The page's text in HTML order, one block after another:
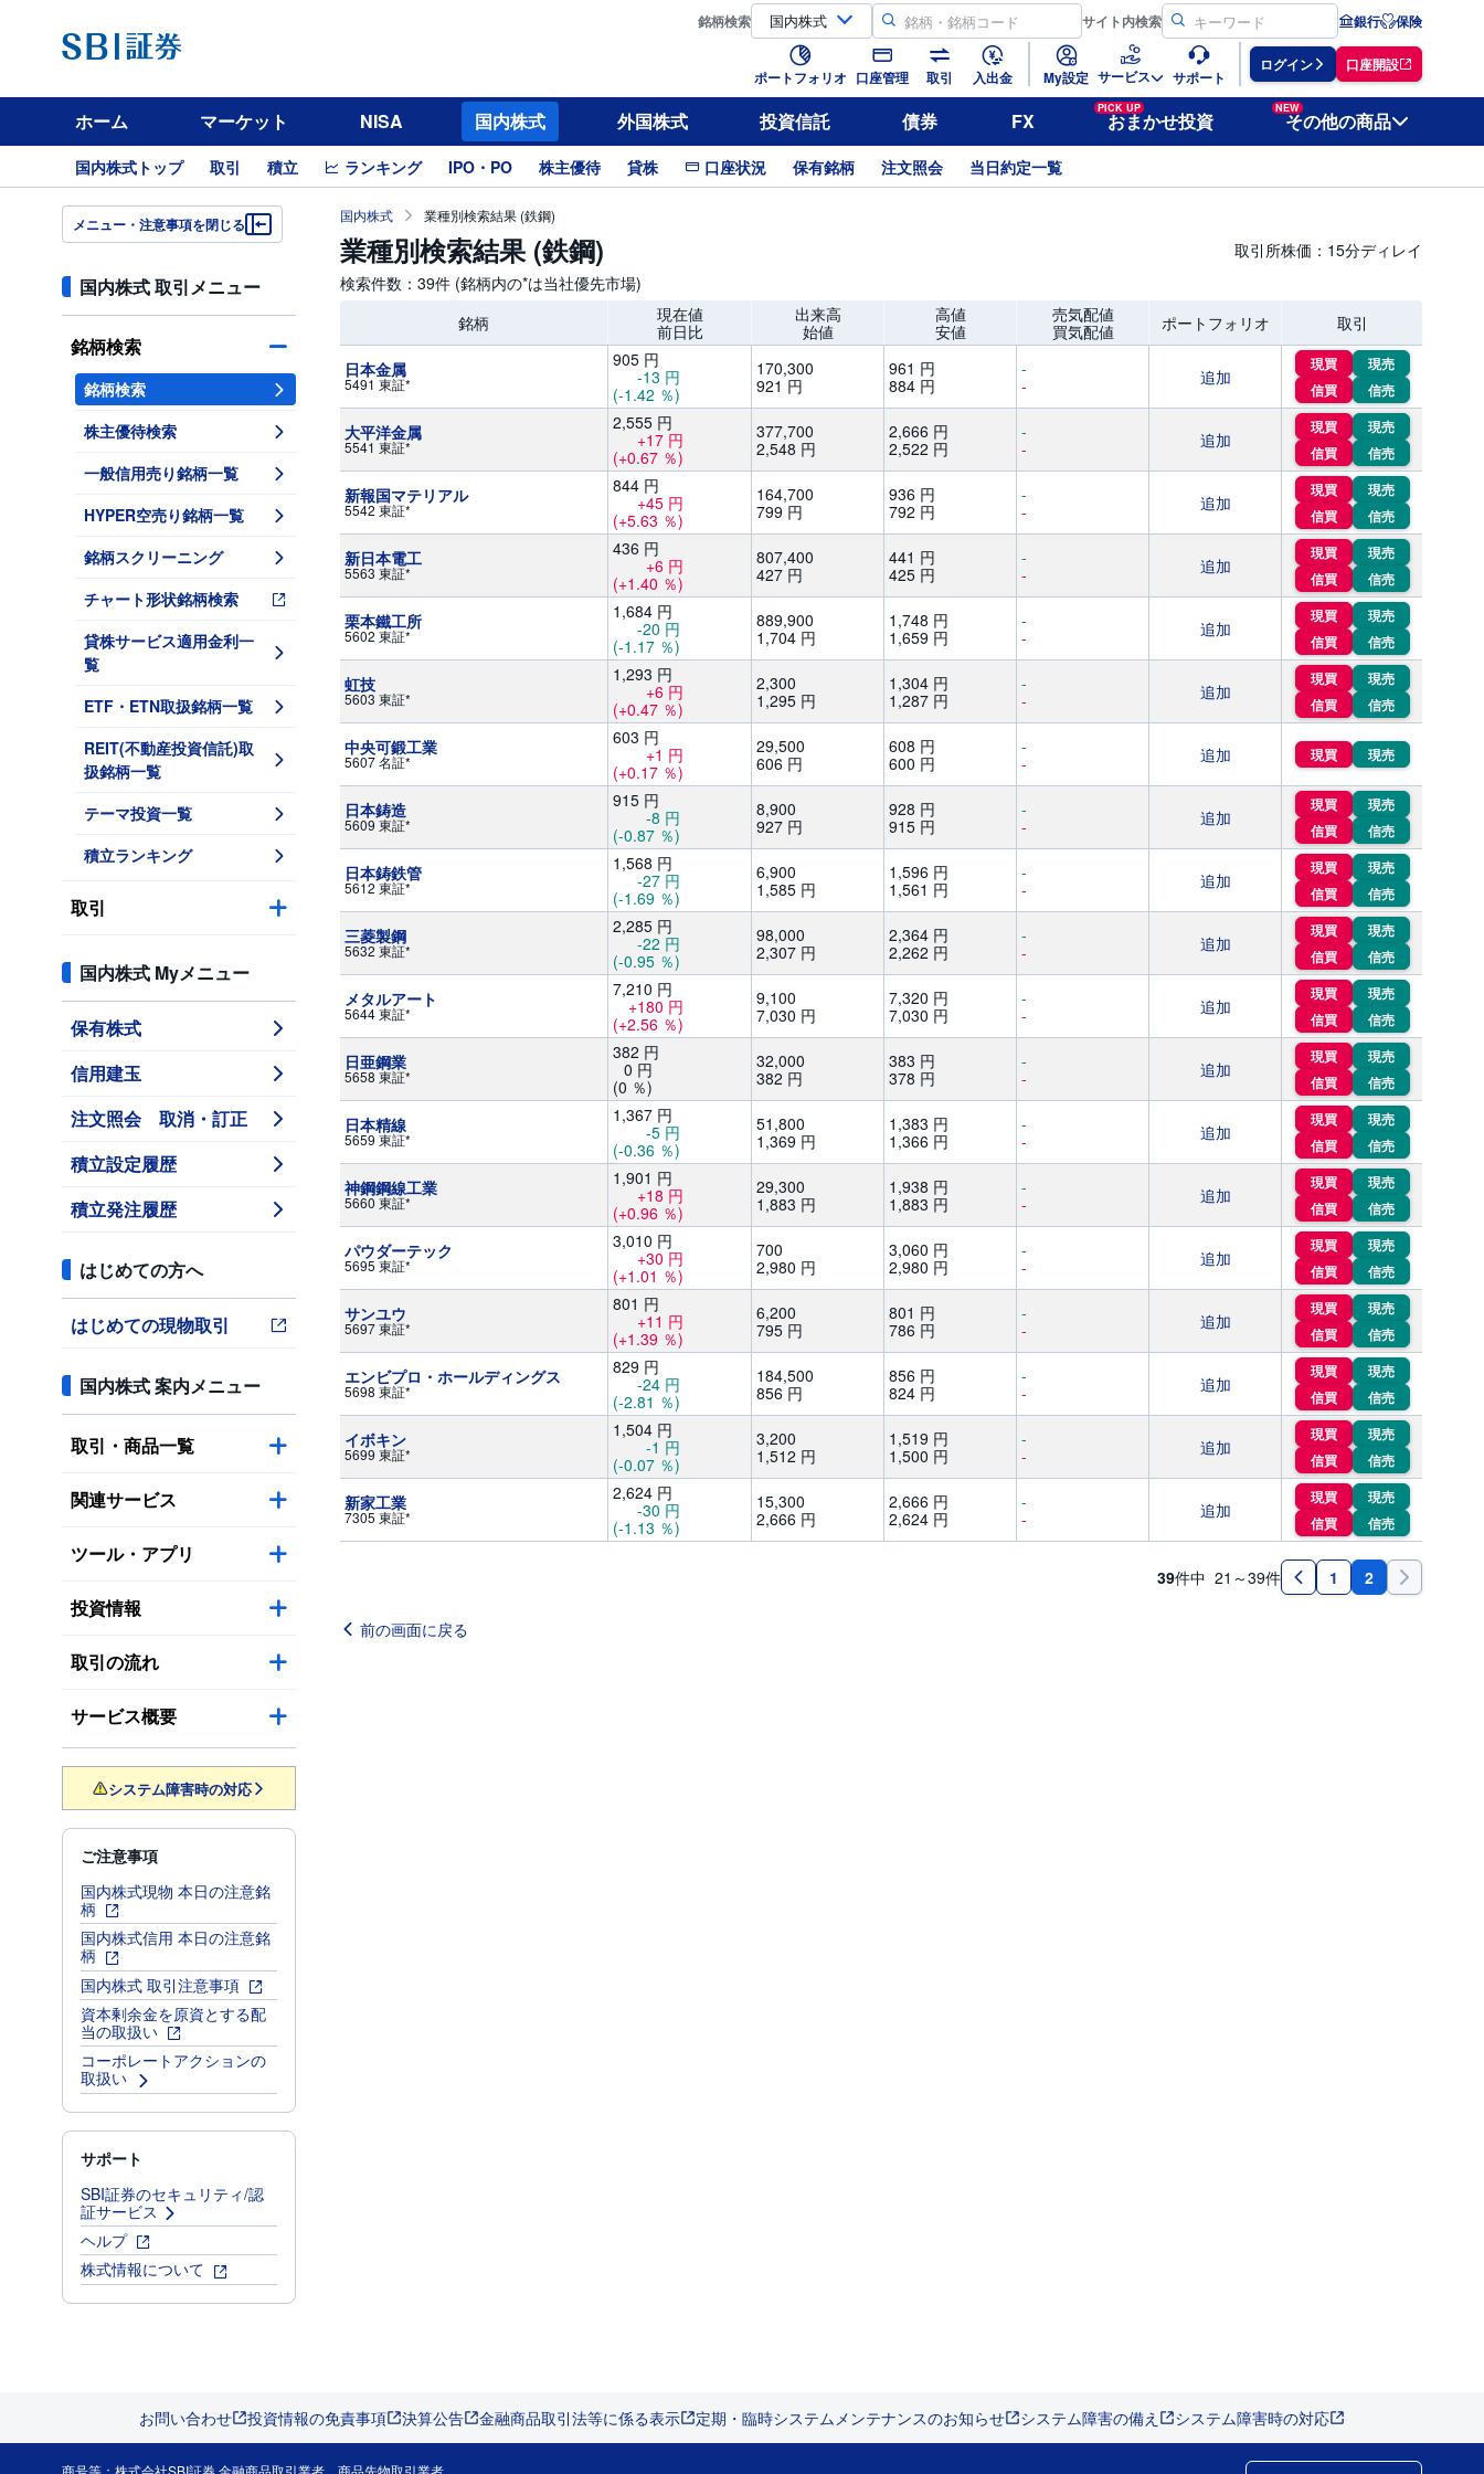
銘柄検索 サイト内検索 銀行 保険
ポートフォリオ 口座管理 取引 入出金 My設定 サービス サポート
ログイン 口座開設
ホーム マーケット NISA 国内株式 外国株式 投資信託 債券 FX
PICK UP
おまかせ投資
NEW
その他の商品
国内株式トップ 取引 積立 ランキング IPO・PO 株主優待 貸株 口座状況 保有銘柄 注文照会 当日約定一覧
メニュー・注意事項を閉じる
国内株式 取引メニュー
銘柄検索
銘柄検索
株主優待検索
一般信用売り銘柄一覧
HYPER空売り銘柄一覧
銘柄スクリーニング
チャート形状銘柄検索
貸株サービス適用金利一
覧
ETF・ETN取扱銘柄一覧
REIT(不動産投資信託)取
扱銘柄一覧
テーマ投資一覧
積立ランキング
取引
国内株式 Myメニュー
保有株式
信用建玉
注文照会 取消・訂正
積立設定履歴
積立発注履歴
はじめての方へ
はじめての現物取引
国内株式 案内メニュー
取引・商品一覧
関連サービス
ツール・アプリ
投資情報
取引の流れ
サービス概要
システム障害時の対応
ご注意事項
国内株式現物 本日の注意銘
柄
国内株式信用 本日の注意銘
柄
国内株式 取引注意事項
資本剰余金を原資とする配
当の取扱い
コーポレートアクションの
取扱い
サポート
SBI証券のセキュリティ/認
証サービス
ヘルプ
株式情報について
国内株式 業種別検索結果 (鉄鋼)
業種別検索結果 (鉄鋼)
取引所株価：15分ディレイ
検索件数：39件 (銘柄内の*は当社優先市場)
銘柄
現在値
前日比
出来高
始値
高値
安値
売気配値
買気配値
ポートフォリオ 取引
日本金属
5491 東証*
905 円
-13 円
(-1.42 ％)
170,300
921 円
961 円
884 円
-
-
追加
現買
現売
信買
信売
大平洋金属
5541 東証*
2,555 円
+17 円
(+0.67 ％)
377,700
2,548 円
2,666 円
2,522 円
-
-
追加
現買
現売
信買
信売
新報国マテリアル
5542 東証*
844 円
+45 円
(+5.63 ％)
164,700
799 円
936 円
792 円
-
-
追加
現買
現売
信買
信売
新日本電工
5563 東証*
436 円
+6 円
(+1.40 ％)
807,400
427 円
441 円
425 円
-
-
追加
現買
現売
信買
信売
栗本鐵工所
5602 東証*
1,684 円
-20 円
(-1.17 ％)
889,900
1,704 円
1,748 円
1,659 円
-
-
追加
現買
現売
信買
信売
虹技
5603 東証*
1,293 円
+6 円
(+0.47 ％)
2,300
1,295 円
1,304 円
1,287 円
-
-
追加
現買
現売
信買
信売
中央可鍛工業
5607 名証*
603 円
+1 円
(+0.17 ％)
29,500
606 円
608 円
600 円
-
-
追加 現買 現売
日本鋳造
5609 東証*
915 円
-8 円
(-0.87 ％)
8,900
927 円
928 円
915 円
-
-
追加
現買
現売
信買
信売
日本鋳鉄管
5612 東証*
1,568 円
-27 円
(-1.69 ％)
6,900
1,585 円
1,596 円
1,561 円
-
-
追加
現買
現売
信買
信売
三菱製鋼
5632 東証*
2,285 円
-22 円
(-0.95 ％)
98,000
2,307 円
2,364 円
2,262 円
-
-
追加
現買
現売
信買
信売
メタルアート
5644 東証*
7,210 円
+180 円
(+2.56 ％)
9,100
7,030 円
7,320 円
7,030 円
-
-
追加
現買
現売
信買
信売
日亜鋼業
5658 東証*
382 円
0 円
(0 ％)
32,000
382 円
383 円
378 円
-
-
追加
現買
現売
信買
信売
日本精線
5659 東証*
1,367 円
-5 円
(-0.36 ％)
51,800
1,369 円
1,383 円
1,366 円
-
-
追加
現買
現売
信買
信売
神鋼鋼線工業
5660 東証*
1,901 円
+18 円
(+0.96 ％)
29,300
1,883 円
1,938 円
1,883 円
-
-
追加
現買
現売
信買
信売
パウダーテック
5695 東証*
3,010 円
+30 円
(+1.01 ％)
700
2,980 円
3,060 円
2,980 円
-
-
追加
現買
現売
信買
信売
サンユウ
5697 東証*
801 円
+11 円
(+1.39 ％)
6,200
795 円
801 円
786 円
-
-
追加
現買
現売
信買
信売
エンビプロ・ホールディングス
5698 東証*
829 円
-24 円
(-2.81 ％)
184,500
856 円
856 円
824 円
-
-
追加
現買
現売
信買
信売
イボキン
5699 東証*
1,504 円
-1 円
(-0.07 ％)
3,200
1,512 円
1,519 円
1,500 円
-
-
追加
現買
現売
信買
信売
新家工業
7305 東証*
2,624 円
-30 円
(-1.13 ％)
15,300
2,666 円
2,666 円
2,624 円
-
-
追加
現買
現売
信買
信売
39件中 21～39件 1 2
前の画面に戻る
お問い合わせ 投資情報の免責事項 決算公告 金融商品取引法等に係る表示 定期・臨時システムメンテナンスのお知らせ システム障害の備え システム障害時の対応
商号等：株式会社SBI証券 金融商品取引業者、商品先物取引業者